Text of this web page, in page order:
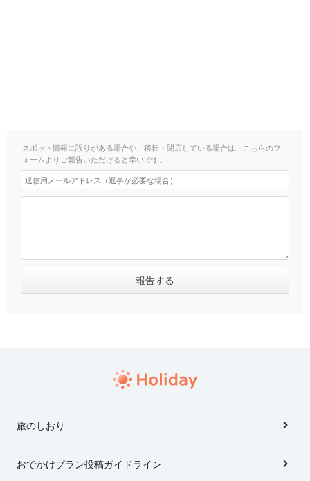
スポット情報に誤りがある場合や、移転・閉店している場合は、こちらのフ
ォームよりご報告いただけると幸いです。
旅のしおり
おでかけプラン投稿ガイドライン